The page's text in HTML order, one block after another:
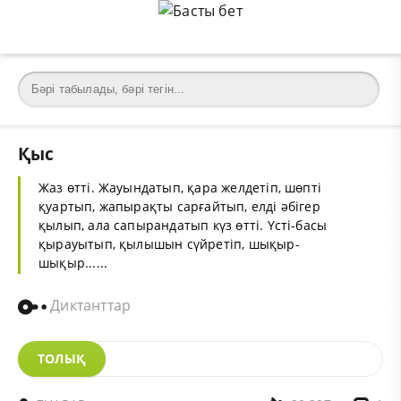
Қыс
Жаз өтті. Жауындатып, қара желдетіп, шөпті
қуартып, жапырақты сарғайтып, елді әбігер
қылып, ала сапырандатып күз өтті. Үсті-басы
қырауытып, қылышын сүйретіп, шықыр-
шықыр......
Диктанттар
ТОЛЫҚ